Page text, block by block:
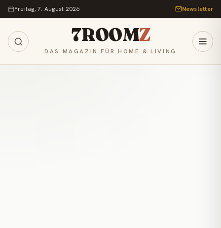
Zum Inhalt springen
Freitag, 7. August 2026 Newsletter
7ROOMZ
DAS MAGAZIN FÜR HOME & LIVING